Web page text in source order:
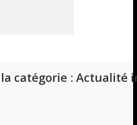
catégorie : Actualité